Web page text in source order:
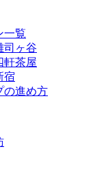
一覧
司ヶ谷
軒茶屋
宿
の進め方